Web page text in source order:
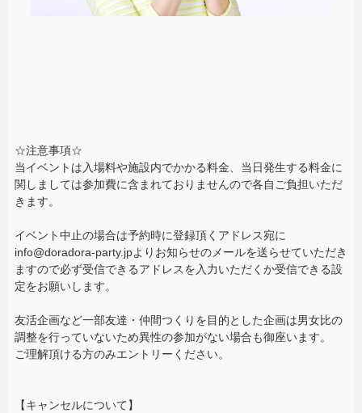
☆注意事項☆
当イベントは入場料や施設内でかかる料金、当日発生する料金に
関しましては参加費に含まれておりませんので各自ご負担いただ
きます。
イベント中止の場合は予約時に登録頂くアドレス宛に
info@doradora-party.jpよりお知らせのメールを送らせていただき
ますので必ず受信できるアドレスを入力いただくか受信できる設
定をお願いします。
友活企画など一部友達・仲間つくりを目的とした企画は男女比の
調整を行っていないため異性の参加がない場合も御座います。
ご理解頂ける方のみエントリーください。
【キャンセルについて】